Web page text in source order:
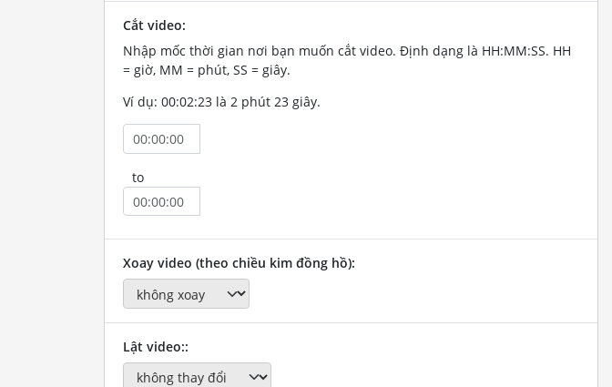
Cắt video:
Nhập mốc thời gian nơi bạn muốn cắt video. Định dạng là HH:MM:SS. HH
= giờ, MM = phút, SS = giây.
Ví dụ: 00:02:23 là 2 phút 23 giây.
to
Xoay video (theo chiều kim đồng hồ):
Lật video::